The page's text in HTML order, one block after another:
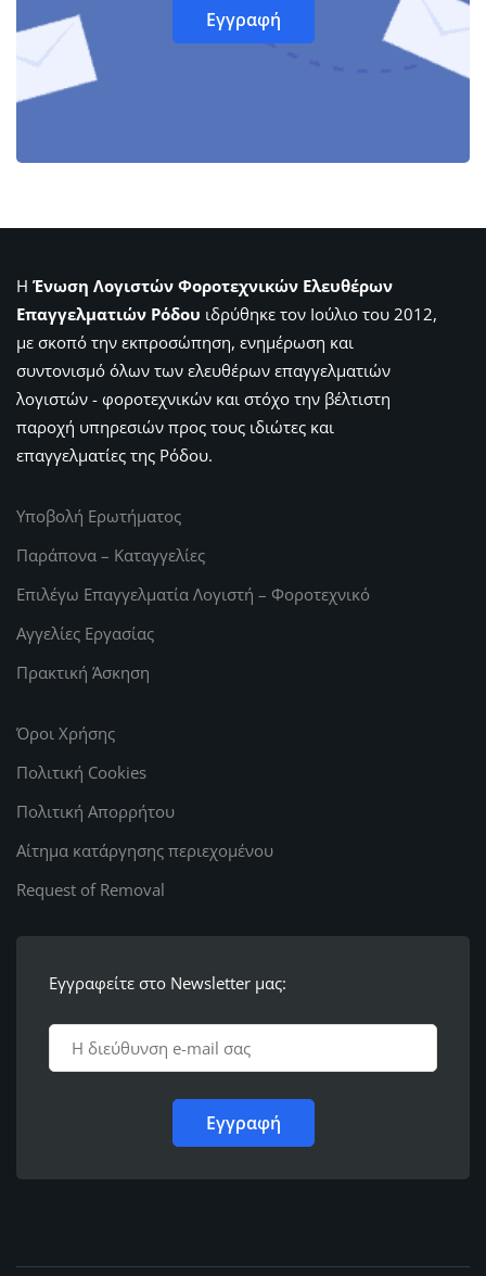
Η Ένωση Λογιστών Φοροτεχνικών Ελευθέρων
Επαγγελματιών Ρόδου ιδρύθηκε τον Ιούλιο του 2012,
με σκοπό την εκπροσώπηση, ενημέρωση και
συντονισμό όλων των ελευθέρων επαγγελματιών
λογιστών - φοροτεχνικών και στόχο την βέλτιστη
παροχή υπηρεσιών προς τους ιδιώτες και
επαγγελματίες της Ρόδου.
Υποβολή Ερωτήματος
Παράπονα – Καταγγελίες
Επιλέγω Επαγγελματία Λογιστή – Φοροτεχνικό
Αγγελίες Εργασίας
Πρακτική Άσκηση
Όροι Χρήσης
Πολιτική Cookies
Πολιτική Απορρήτου
Αίτημα κατάργησης περιεχομένου
Request of Removal
Εγγραφείτε στο Newsletter μας: